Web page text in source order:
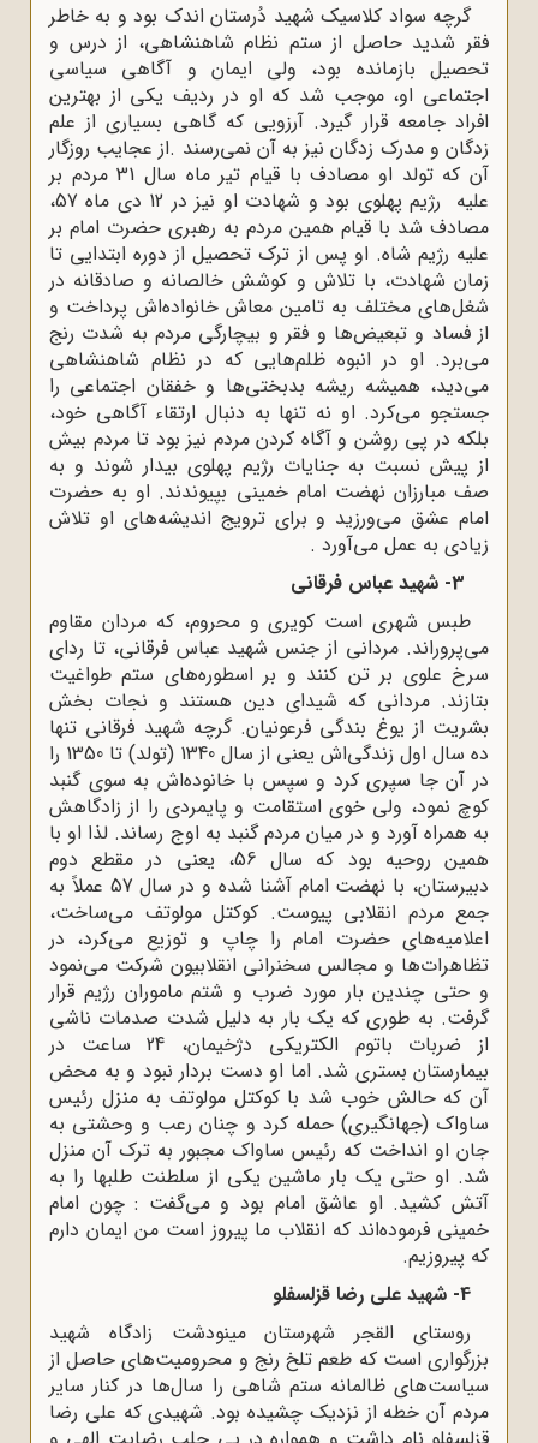
گرچه سواد کلاسیک شهید دُرستان اندک بود و به خاطر
فقر شدید حاصل از ستم نظام شاهنشاهی، از درس و
تحصیل بازمانده بود، ولی ایمان و آگاهی سیاسی
اجتماعی او، موجب شد که او در ردیف یکی از بهترین
افراد جامعه قرار گیرد. آرزویی که گاهی بسیاری از علم
زدگان و مدرک زدگان نیز به آن نمی‌رسند .از عجایب روزگار
آن که تولد او مصادف با قیام تیر ماه سال 31 مردم بر
علیه رژیم پهلوی بود و شهادت او نیز در 12 دی ماه 57،
مصادف شد با قیام همین مردم به رهبری حضرت امام بر
علیه رژیم شاه. او پس از ترک تحصیل از دوره ابتدایی تا
زمان شهادت، با تلاش و کوشش خالصانه و صادقانه در
شغل‌های مختلف به تامین معاش خانواده‌اش پرداخت و
از فساد و تبعیض‌ها و فقر و بیچارگی مردم به شدت رنج
می‌برد. او در انبوه ظلم‌هایی که در نظام شاهنشاهی
می‌دید، همیشه ریشه بدبختی‌ها و خفقان اجتماعی را
جستجو می‌کرد. او نه تنها به دنبال ارتقاء آگاهی خود،
بلکه در پی روشن و آگاه کردن مردم نیز بود تا مردم بیش
از پیش نسبت به جنایات رژیم پهلوی بیدار شوند و به
صف مبارزان نهضت امام خمینی بپیوندند. او به حضرت
امام عشق می‌ورزید و برای ترویج اندیشه‌های او تلاش
زیادی به عمل می‌آورد .
طبس شهری است کویری و محروم، که مردان مقاوم
می‌پروراند. مردانی از جنس شهید عباس فرقانی، تا ردای
سرخ علوی بر تن کنند و بر اسطوره‌های ستم طواغیت
بتازند. مردانی که شیدای دین هستند و نجات بخش
بشریت از یوغ بندگی فرعونیان. گرچه شهید فرقانی تنها
ده سال اول زندگی‌اش یعنی از سال 1340 (تولد) تا 1350 را
در آن جا سپری کرد و سپس با خانوده‌اش به سوی گنبد
کوچ نمود، ولی خوی استقامت و پایمردی را از زادگاهش
به همراه آورد و در میان مردم گنبد به اوج رساند. لذا او با
همین روحیه بود که سال 56، یعنی در مقطع دوم
دبیرستان، با نهضت امام آشنا شده و در سال 57 عملاً به
جمع مردم انقلابی پیوست. کوکتل مولوتف می‌ساخت،
اعلامیه‌های حضرت امام را چاپ و توزیع می‌کرد، در
تظاهرات‌ها و مجالس سخنرانی انقلابیون شرکت می‌نمود
و حتی چندین بار مورد ضرب و شتم ماموران رژیم قرار
گرفت. به طوری که یک بار به دلیل شدت صدمات ناشی
از ضربات باتوم الکتریکی دژخیمان، 24 ساعت در
بیمارستان بستری شد. اما او دست بردار نبود و به محض
آن که حالش خوب شد با کوکتل مولوتف به منزل رئیس
ساواک (جهانگیری) حمله کرد و چنان رعب و وحشتی به
جان او انداخت که رئیس ساواک مجبور به ترک آن منزل
شد. او حتی یک بار ماشین یکی از سلطنت طلبها را به
آتش کشید. او عاشق امام بود و می‌گفت : چون امام
خمینی فرموده‌اند که انقلاب ما پیروز است من ایمان دارم
که پیروزیم.
4- شهید علی رضا قزلسفلو
روستای القجر شهرستان مینودشت زادگاه شهید
بزرگواری است که طعم تلخ رنج و محرومیت‌های حاصل از
سیاست‌های ظالمانه ستم شاهی را سال‌ها در کنار سایر
مردم آن خطه از نزدیک چشیده بود. شهیدی که علی رضا